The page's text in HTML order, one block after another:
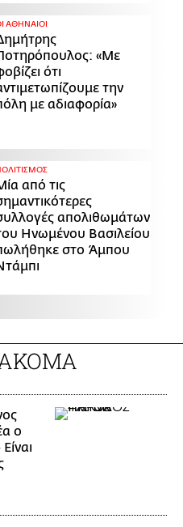
ΑΘΗΝΑΙΟΙ
«Με
ότι
την
με αδιαφορία»
από τις
απολιθωμάτων
Ηνωμένου Βασιλείου
στο Άμπου
ο